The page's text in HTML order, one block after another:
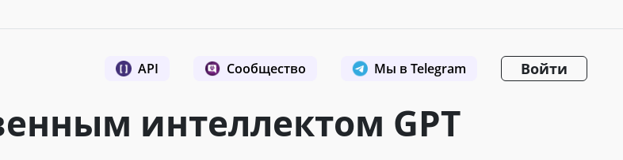
API Сообщество Мы в Telegram Войти
интеллектом GPT